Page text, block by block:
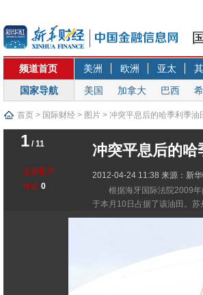
频道首页 美洲 欧洲 亚太
国家导航
美国 加拿大 巴西
首页 > 国际财经 > 图片 > 冲突平息后的哈季利季油
1 / 11 冲突平息后的哈
2012-04-24 11:38 来源：新
根据海牙国际法院2009
于本月10日占据了该油田。
全部图片
评论 0